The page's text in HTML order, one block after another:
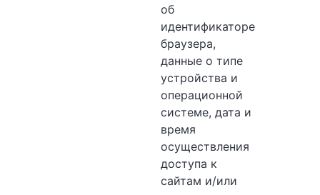
об
идентификаторе
браузера,
данные о типе
устройства и
операционной
системе, дата и
время
осуществления
доступа к
сайтам и/или